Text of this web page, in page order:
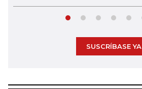
SUSCRÍBASE YA